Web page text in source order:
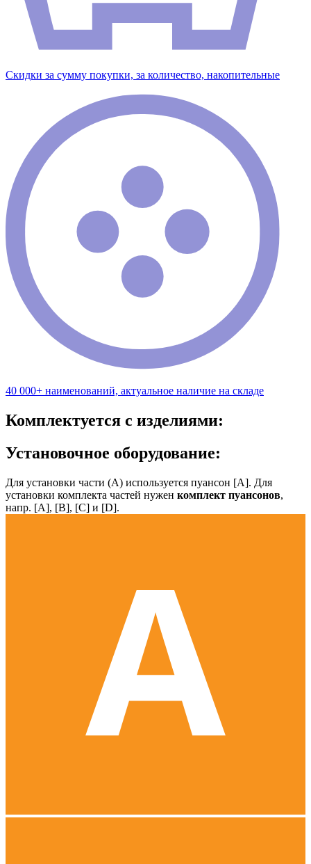
Скидки за сумму покупки, за количество, накопительные
40 000+ наименований, актуальное наличие на складе
Комплектуется с изделиями:
Установочное оборудование:
Для установки части (А) используется пуансон [А]. Для
установки комплекта частей нужен комплект пуансонов,
напр. [А], [B], [С] и [D].